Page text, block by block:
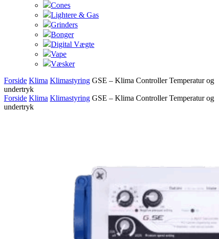
Cones
Lightere & Gas
Grinders
Bonger
Digital Vægte
Vape
Væsker
Forside Klima Klimastyring GSE – Klima Controller Temperatur og
undertryk
Forside Klima Klimastyring GSE – Klima Controller Temperatur og
undertryk